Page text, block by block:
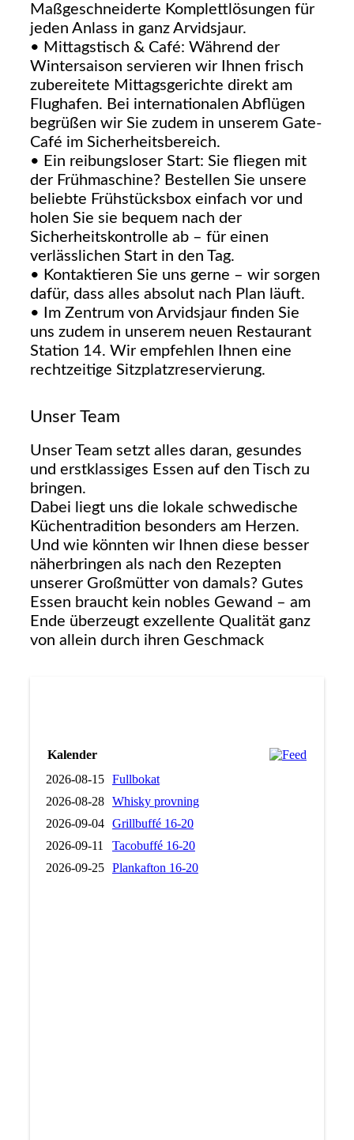
Maßgeschneiderte Komplettlösungen für
jeden Anlass in ganz Arvidsjaur.
• Mittagstisch & Café: Während der
Wintersaison servieren wir Ihnen frisch
zubereitete Mittagsgerichte direkt am
Flughafen. Bei internationalen Abflügen
begrüßen wir Sie zudem in unserem Gate-
Café im Sicherheitsbereich.
• Ein reibungsloser Start: Sie fliegen mit
der Frühmaschine? Bestellen Sie unsere
beliebte Frühstücksbox einfach vor und
holen Sie sie bequem nach der
Sicherheitskontrolle ab – für einen
verlässlichen Start in den Tag.
• Kontaktieren Sie uns gerne – wir sorgen
dafür, dass alles absolut nach Plan läuft.
• Im Zentrum von Arvidsjaur finden Sie
uns zudem in unserem neuen Restaurant
Station 14. Wir empfehlen Ihnen eine
rechtzeitige Sitzplatzreservierung.
Unser Team
Unser Team setzt alles daran, gesundes
und erstklassiges Essen auf den Tisch zu
bringen.
Dabei liegt uns die lokale schwedische
Küchentradition besonders am Herzen.
Und wie könnten wir Ihnen diese besser
näherbringen als nach den Rezepten
unserer Großmütter von damals? Gutes
Essen braucht kein nobles Gewand – am
Ende überzeugt exzellente Qualität ganz
von allein durch ihren Geschmack
Kalender
2026-08-15 Fullbokat
2026-08-28 Whisky provning
2026-09-04 Grillbuffé 16-20
2026-09-11
Tacobuffé 16-20
2026-09-25 Plankafton 16-20